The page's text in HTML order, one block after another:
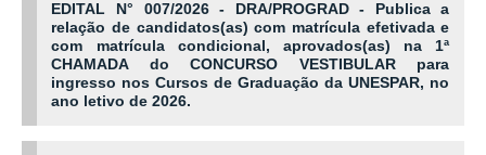
EDITAL N° 007/2026 - DRA/PROGRAD - Publica a
relação de candidatos(as) com matrícula efetivada e
com matrícula condicional, aprovados(as) na 1ª
CHAMADA do CONCURSO VESTIBULAR para
ingresso nos Cursos de Graduação da UNESPAR, no
ano letivo de 2026.